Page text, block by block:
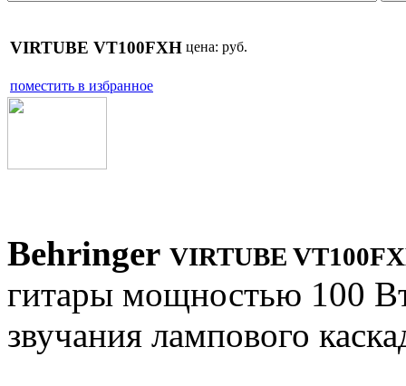
VIRTUBE VT100FXH цена: руб.
поместить в избранное
Behringer VIRTUBE
гитары мощностью 100
звучания лампового